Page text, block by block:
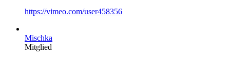
https://vimeo.com/user458356
Mischka
Mitglied